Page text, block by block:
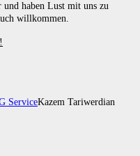
und haben Lust mit uns zu
willkommen.
Kazem Tariwerdian